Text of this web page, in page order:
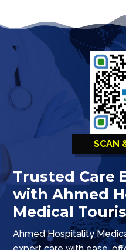
SCAN
Trusted Care
with Ahmed
Medical
Ahmed Hospitality